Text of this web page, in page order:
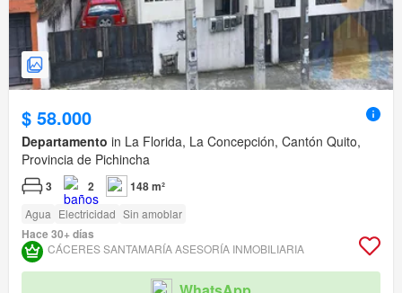
$ 58.000
Departamento in La Florida, La Concepción, Cantón Quito,
Provincia de Pichincha
3 2 148 m²
Agua Electricidad Sin amoblar
Hace 30+ días
CÁCERES SANTAMARÍA ASESORÍA INMOBILIARIA